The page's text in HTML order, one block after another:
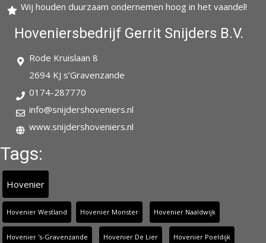
Wij houden duurzaam ondernemen hoog in het vaandel!
Hoveniersbedrijf Gerrit Snijders B.V.
Rode Kruislaan 8
2694 KJ s’Gravenzande
0174-287770
info@snijdershoveniers.nl
www.snijdershoveniers.nl
Tags:
Hovenier
Hovenier Westland Hovenier Monster Hovenier Naaldwijk
Hovenier 's-Gravenzande Hovenier De Lier Hovenier Poeldijk